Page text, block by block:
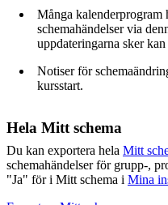
Många kalenderprogram
schemahändelser via
uppdateringarna sker
Notiser för
kursstart.
Hela Mitt schema
Du kan exportera hela Mitt
schemahändelser för grupp-,
"Ja" för i Mitt schema i Mina